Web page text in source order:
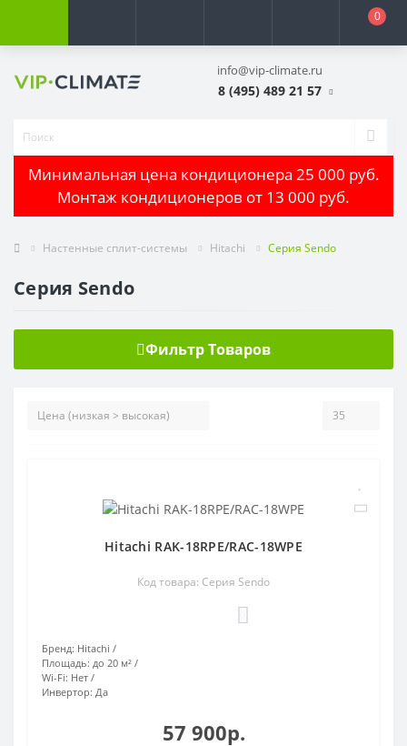
0
info@vip-climate.ru
8 (495) 489 21 57
Минимальная цена кондиционера 25 000 руб.
Монтаж кондиционеров от 13 000 руб.
Настенные сплит-системы Hitachi Серия Sendo
Серия Sendo
Фильтр Товаров
Hitachi RAK-18RPE/RAC-18WPE
Код товара: Серия Sendo
Бренд: Hitachi
Площадь: до 20 м²
Wi-Fi: Нет
Инвертор: Да
57 900р.